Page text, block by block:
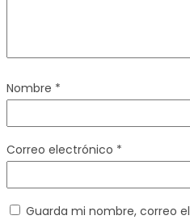
Nombre *
Correo electrónico *
Guarda mi nombre, correo